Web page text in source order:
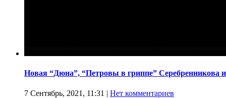
Новая “Дюна”, “Петровы в гриппе” Серебренникова
7 Сентябрь, 2021, 11:31 | Нет комментариев